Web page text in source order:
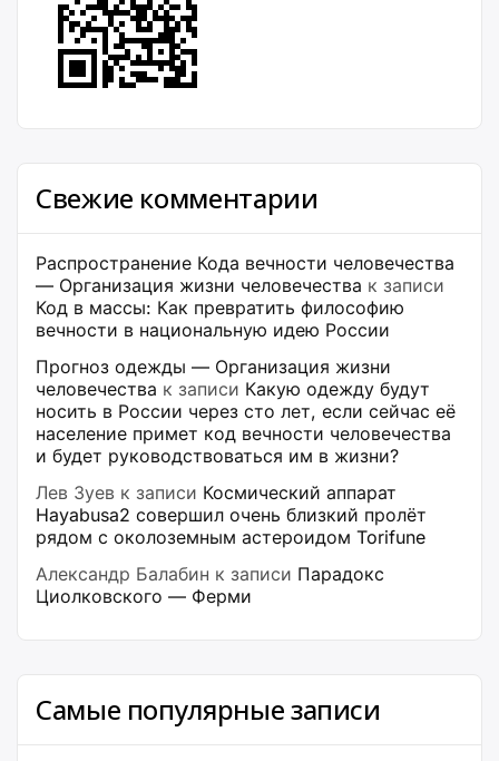
Свежие комментарии
Распространение Кода вечности человечества
— Организация жизни человечества к записи
Код в массы: Как превратить философию
вечности в национальную идею России
Прогноз одежды — Организация жизни
человечества к записи Какую одежду будут
носить в России через сто лет, если сейчас её
население примет код вечности человечества
и будет руководствоваться им в жизни?
Лев Зуев к записи Космический аппарат
Hayabusa2 совершил очень близкий пролёт
рядом с околоземным астероидом Torifune
Александр Балабин к записи Парадокс
Циолковского — Ферми
Самые популярные записи